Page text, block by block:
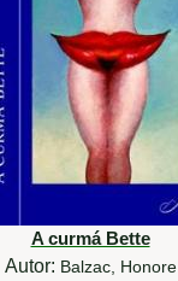
A curmá Bette
Autor: Balzac, Honore